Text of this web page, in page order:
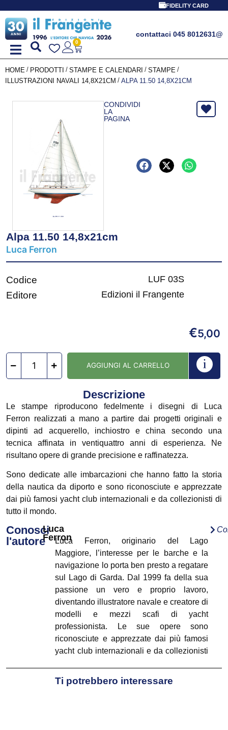
FIDELITY CARD
contattaci 045 8012631@
0
HOME / PRODOTTI / STAMPE E CALENDARI / STAMPE /
ILLUSTRAZIONI NAVALI 14,8X21CM / ALPA 11.50 14,8X21CM
CONDIVIDI
LA
PAGINA
Alpa 11.50 14,8x21cm
Luca Ferron
Codice LUF 03S
Editore Edizioni il Frangente
€5,00
AGGIUNGI AL CARRELLO
Descrizione
Le stampe riproducono fedelmente i disegni di Luca
Ferron realizzati a mano a partire dai progetti originali e
dipinti ad acquerello, inchiostro e china secondo una
tecnica affinata in ventiquattro anni di esperienza. Ne
risultano opere di grande precisione e raffinatezza.
Sono dedicate alle imbarcazioni che hanno fatto la storia
della nautica da diporto e sono riconosciute e apprezzate
dai più famosi yacht club internazionali e da collezionisti di
tutto il mondo.
Conosci
l'autore
Luca
Ferron
Luca Ferron, originario del Lago
Maggiore, l’interesse per le barche e la
navigazione lo porta ben presto a regatare
sul Lago di Garda. Dal 1999 fa della sua
passione un vero e proprio lavoro,
diventando illustratore navale e creatore di
modelli e mezzi scafi di yacht
professionista. Le sue opere sono
riconosciute e apprezzate dai più famosi
yacht club internazionali e da collezionisti
alle imbarcazioni che hanno fatto la storia
della nautica da diporto, sono realizzati a
Ti potrebbero interessare